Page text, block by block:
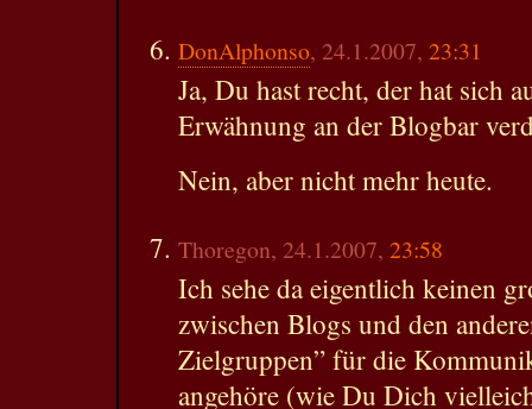
DonAlphonso, 24.1.2007, 23:31
Ja, Du hast recht, der hat sich
Erwähnung an der Blogbar
Nein, aber nicht mehr heute.
Thoregon, 24.1.2007, 23:58
Ich sehe da eigentlich keinen
zwischen Blogs und den
Zielgruppen” für die
angehöre (wie Du Dich